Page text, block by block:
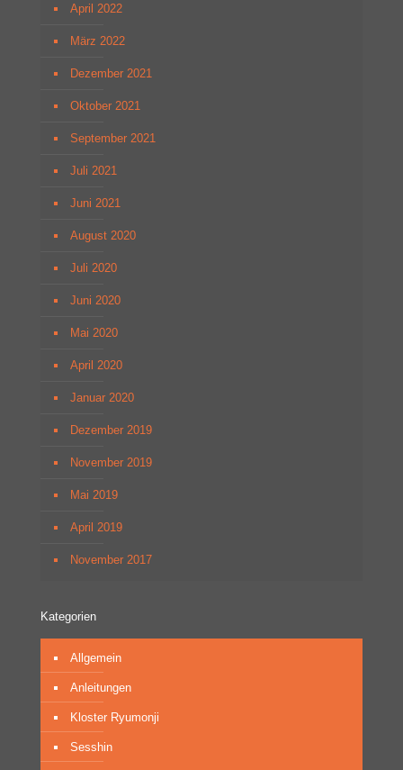
April 2022
März 2022
Dezember 2021
Oktober 2021
September 2021
Juli 2021
Juni 2021
August 2020
Juli 2020
Juni 2020
Mai 2020
April 2020
Januar 2020
Dezember 2019
November 2019
Mai 2019
April 2019
November 2017
Kategorien
Allgemein
Anleitungen
Kloster Ryumonji
Sesshin